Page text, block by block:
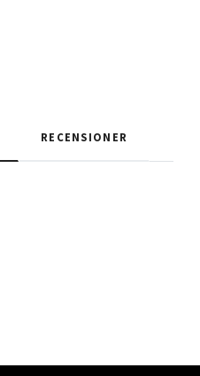
RECENSIONER